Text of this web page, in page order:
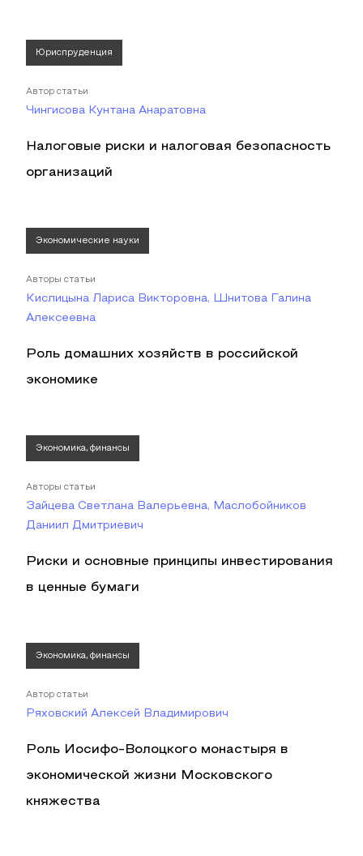
Юриспруденция
Автор статьи
Чингисова Кунтана Анаратовна
Налоговые риски и налоговая безопасность
организаций
Экономические науки
Авторы статьи
Кислицына Лариса Викторовна, Шнитова Галина
Алексеевна
Роль домашних хозяйств в российской
экономике
Экономика, финансы
Авторы статьи
Зайцева Светлана Валерьевна, Маслобойников
Даниил Дмитриевич
Риски и основные принципы инвестирования
в ценные бумаги
Экономика, финансы
Автор статьи
Ряховский Алексей Владимирович
Роль Иосифо-Волоцкого монастыря в
экономической жизни Московского
княжества